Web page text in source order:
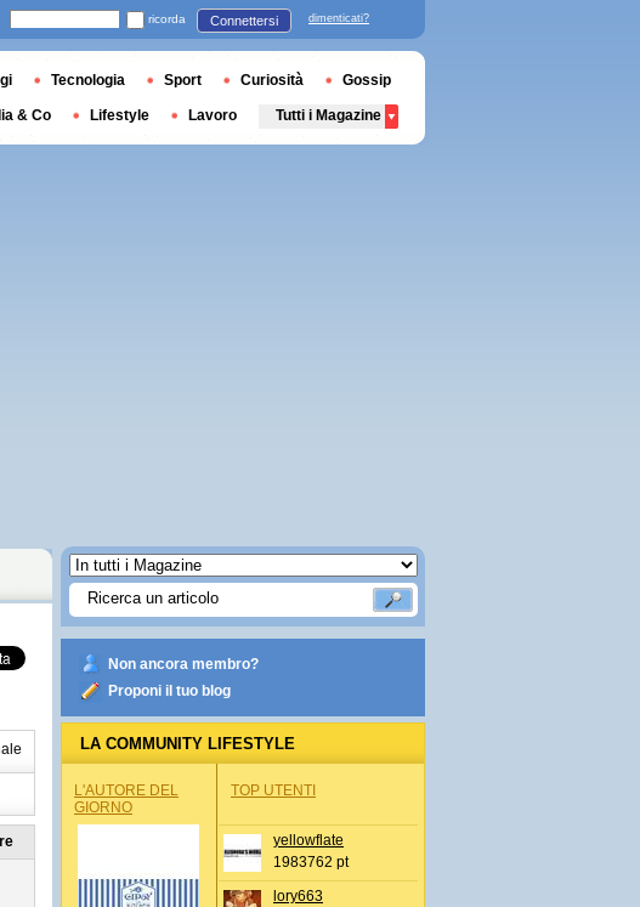
Non ancora membro?
Proponi il tuo blog
LA COMMUNITY LIFESTYLE
L'AUTORE DEL
GIORNO
TOP UTENTI
yellowflate
1983762 pt
lory663
ricorda Connettersi dimenticati?
Tecnologia Sport Curiosità Gossip
& Co Lifestyle Lavoro Tutti i Magazine